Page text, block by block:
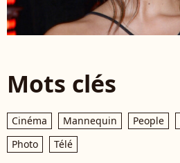
Mots clés
Cinéma Mannequin People
Photo
Télé